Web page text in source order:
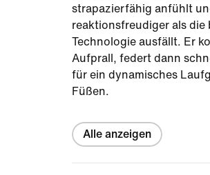
strapazierfähig anfühlt
reaktionsfreudiger als die
Technologie ausfällt. Er
Aufprall, federt dann
für ein dynamisches
Füßen.
Alle anzeigen